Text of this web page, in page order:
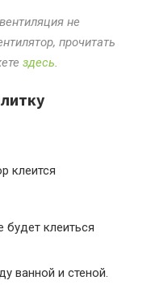
не
прочитать
здесь.
клеится
будет клеиться
ванной и стеной.